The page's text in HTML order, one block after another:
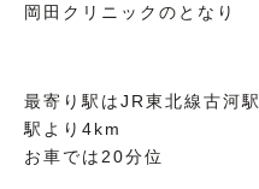
岡田クリニックのとなり
最寄り駅はJR東北線古河駅
駅より4km
お車では20分位